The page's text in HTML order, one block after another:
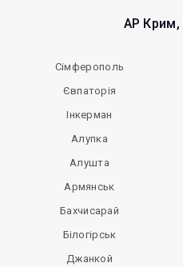
АР Крим,
Сімферополь
Євпаторія
Інкерман
Алупка
Алушта
Армянськ
Бахчисарай
Білогірськ
Джанкой